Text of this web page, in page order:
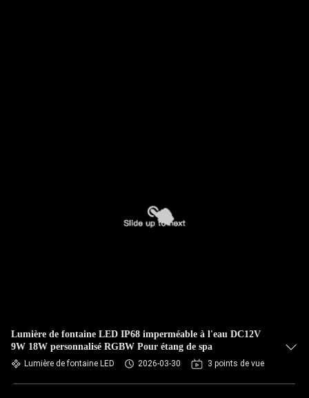
Lumière de fontaine LED IP68 imperméable à l'eau DC12V
9W 18W personnalisé RGBW Pour étang de spa
Lumière de fontaine LED 2026-03-30 3 points de vue